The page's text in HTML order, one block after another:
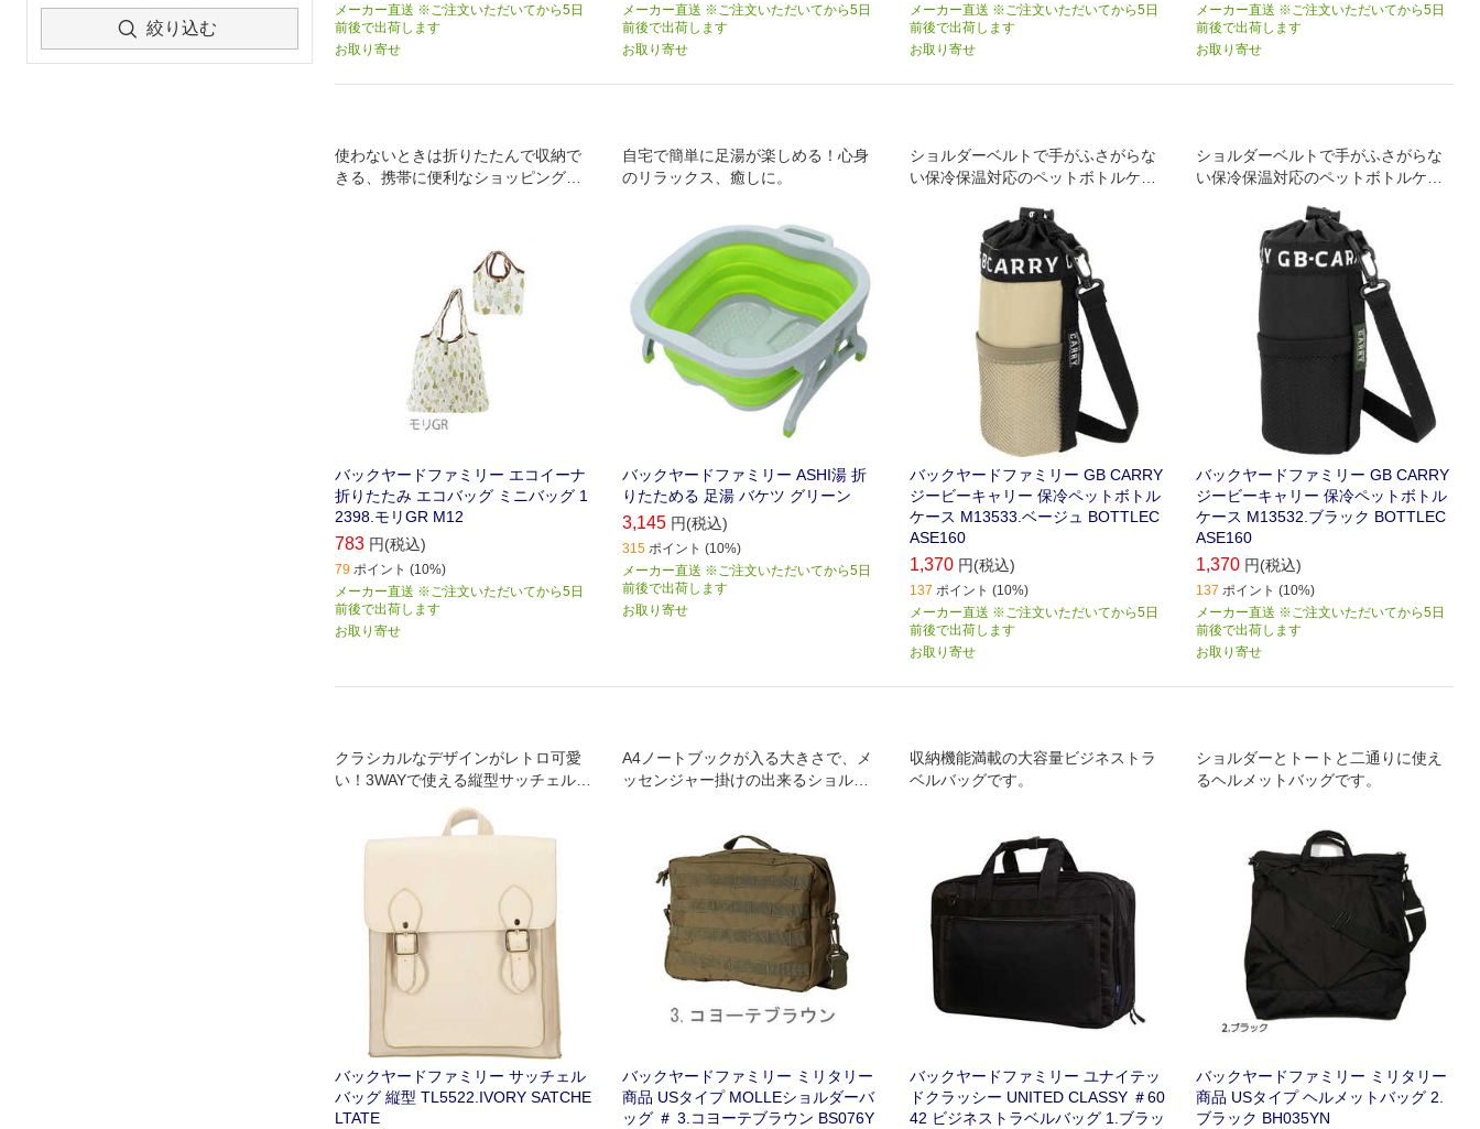
絞り込む
メーカー直送 ※ご注文いただいてから5日
前後で出荷します
お取り寄せ
メーカー直送 ※ご注文いただいてから5日
前後で出荷します
お取り寄せ
メーカー直送 ※ご注文いただいてから5日
前後で出荷します
お取り寄せ
メーカー直送 ※ご注文いただいてから5日
前後で出荷します
お取り寄せ
使わないときは折りたたんで収納で
きる、携帯に便利なショッピングバ
バックヤードファミリー エコイーナ
折りたたみ エコバッグ ミニバッグ 1
2398.モリGR M12
783 円(税込)
79 ポイント (10%)
メーカー直送 ※ご注文いただいてから5日
前後で出荷します
お取り寄せ
自宅で簡単に足湯が楽しめる！心身
のリラックス、癒しに。
バックヤードファミリー ASHI湯 折
りたためる 足湯 バケツ グリーン
3,145 円(税込)
315 ポイント (10%)
メーカー直送 ※ご注文いただいてから5日
前後で出荷します
お取り寄せ
ショルダーベルトで手がふさがらな
い保冷保温対応のペットボトルケー
バックヤードファミリー GB CARRY
ジービーキャリー 保冷ペットボトル
ケース M13533.ベージュ BOTTLEC
ASE160
1,370 円(税込)
137 ポイント (10%)
メーカー直送 ※ご注文いただいてから5日
前後で出荷します
お取り寄せ
ショルダーベルトで手がふさがらな
い保冷保温対応のペットボトルケー
バックヤードファミリー GB CARRY
ジービーキャリー 保冷ペットボトル
ケース M13532.ブラック BOTTLEC
ASE160
1,370 円(税込)
137 ポイント (10%)
メーカー直送 ※ご注文いただいてから5日
前後で出荷します
お取り寄せ
クラシカルなデザインがレトロ可愛
い！3WAYで使える縦型サッチェルバ
バックヤードファミリー サッチェル
バッグ 縦型 TL5522.IVORY SATCHE
LTATE
A4ノートブックが入る大きさで、メ
ッセンジャー掛けの出来るショルダ
ンバットバッグです。
バックヤードファミリー ミリタリー
商品 USタイプ MOLLEショルダーバ
ッグ ＃ 3.コヨーテブラウン BS076Y
収納機能満載の大容量ビジネストラ
ベルバッグです。
バックヤードファミリー ユナイテッ
ドクラッシー UNITED CLASSY ＃60
42 ビジネストラベルバッグ 1.ブラッ
ショルダーとトートと二通りに使え
るヘルメットバッグです。
バックヤードファミリー ミリタリー
商品 USタイプ ヘルメットバッグ 2.
ブラック BH035YN